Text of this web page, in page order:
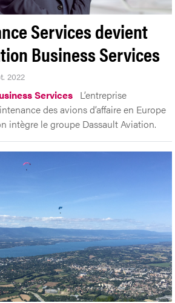
Services devient
Business Services
2022
Services L’entreprise
des avions d’affaire en Europe
intègre le groupe Dassault Aviation.